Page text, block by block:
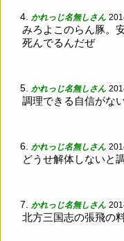
4. かれっじ名無しさん
みろよこのらん豚。
死んでるんだぜ
5. かれっじ名無しさん
調理できる自信がな
6. かれっじ名無しさん
どうせ解体しないと
7. かれっじ名無しさん
北方三国志の張飛の